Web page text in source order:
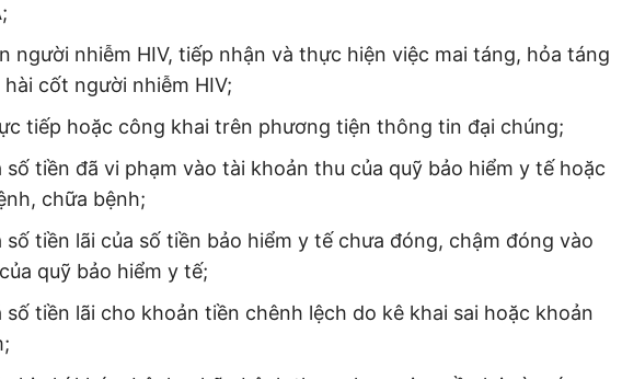
người nhiễm HIV, tiếp nhận và thực hiện việc mai táng, hỏa táng
cốt người nhiễm HIV;
tiếp hoặc công khai trên phương tiện thông tin đại chúng;
số tiền đã vi phạm vào tài khoản thu của quỹ bảo hiểm y tế hoặc
chữa bệnh;
số tiền lãi của số tiền bảo hiểm y tế chưa đóng, chậm đóng vào
quỹ bảo hiểm y tế;
số tiền lãi cho khoản tiền chênh lệch do kê khai sai hoặc khoản